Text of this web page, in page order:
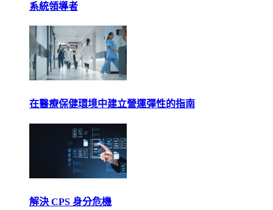
系統領導者
在醫療保健環境中建立營運彈性的指南
解決 CPS 身分危機